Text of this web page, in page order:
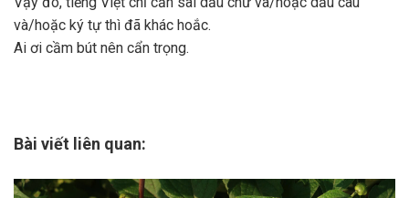
và/hoặc ký tự thì đã khác hoắc.
Ai ơi cầm bút nên cẩn trọng.
Bài viết liên quan: